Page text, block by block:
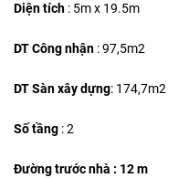
Diện tích : 5m x 19.5m
DT Công nhận :97,5m2
DT Sàn xây dựng: 174,7m2
Số tầng : 2
Đường trước nhà : 12 m